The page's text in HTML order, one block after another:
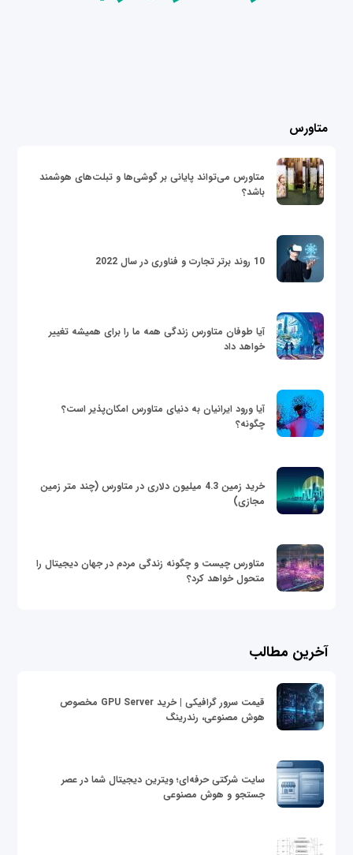
متاورس
متاورس می‌تواند پایانی بر گوشی‌ها و تبلت‌های هوشمند
باشد؟
10 روند برتر تجارت و فناوری در سال 2022
آیا طوفان متاورس زندگی همه ما را برای همیشه تغییر
خواهد داد
آیا ورود ایرانیان به دنیای متاورس امکان‌پذیر است؟
چگونه؟
خرید زمین 4.3 میلیون دلاری در متاورس (چند متر زمین
مجازی)
متاورس چیست و چگونه زندگی مردم در جهان دیجیتال را
متحول خواهد کرد؟
آخرین مطالب
قیمت سرور گرافیکی | خرید GPU Server مخصوص
هوش مصنوعی، رندرینگ
سایت شرکتی حرفه‌ای؛ ویترین دیجیتال شما در عصر
جستجو و هوش مصنوعی